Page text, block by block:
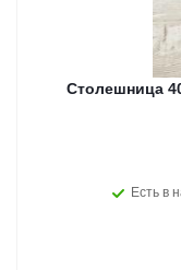
Столешница
Есть в